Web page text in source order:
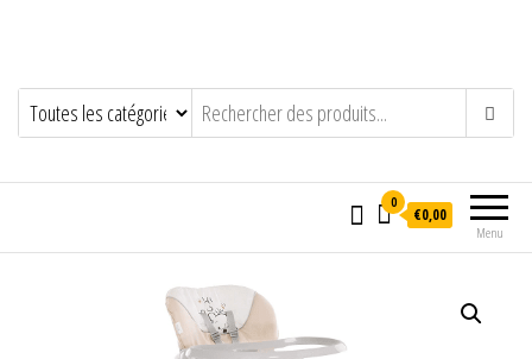
Menu
0
€0,00